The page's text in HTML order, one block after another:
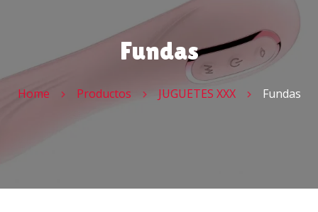
Fundas
Home Productos JUGUETES XXX Fundas